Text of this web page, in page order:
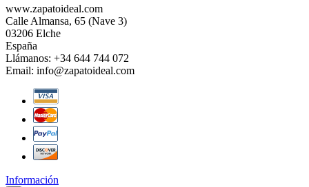
www.zapatoideal.com
Calle Almansa, 65 (Nave 3)
03206 Elche
España
Llámanos: +34 644 744 072
Email: info@zapatoideal.com
Información